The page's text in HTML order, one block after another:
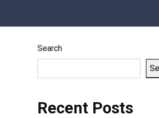
Search
Recent Posts